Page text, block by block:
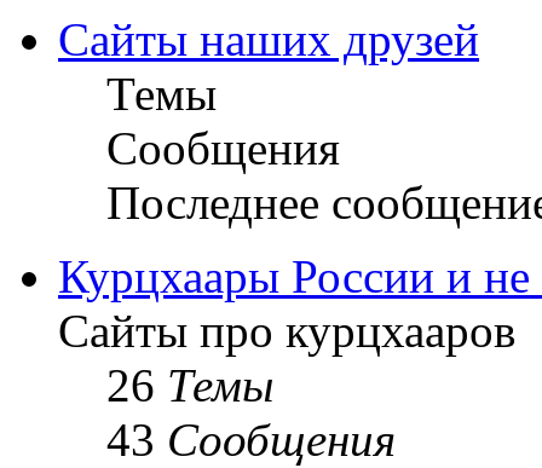
Сайты наших друзей
Темы
Сообщения
Последнее
Курцхаары России и не
Сайты про курцхааров
26 Темы
43 Сообщения